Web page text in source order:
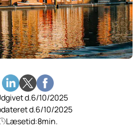
d.6/10/2025
d.6/10/2025
Læsetid:8min.